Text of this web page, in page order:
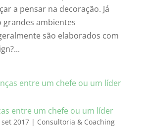
a pensar na decoração. Já
ambientes
são elaborados com
entre um chefe ou um líder
set 2017| Consultoria & Coaching